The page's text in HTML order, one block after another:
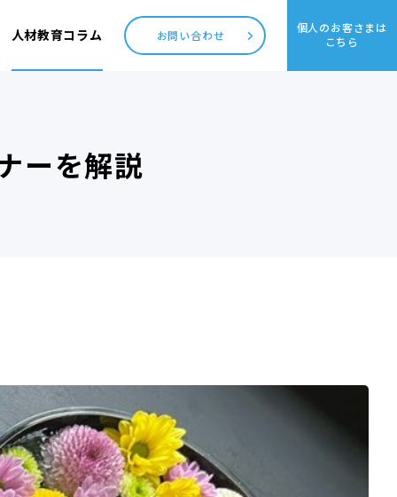
人材教育コラム お問い合わせ
個人のお客さまは
こちら
ーを解説